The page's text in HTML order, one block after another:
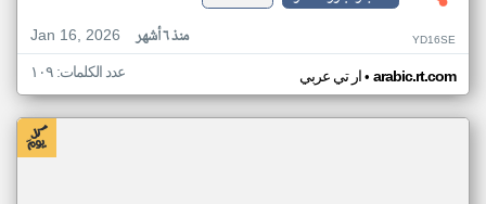
Jan 16, 2026
منذ ٦ أشهر YD16SE
ار تي عربي• arabic.rt.com عدد الكلمات: ١٠٩